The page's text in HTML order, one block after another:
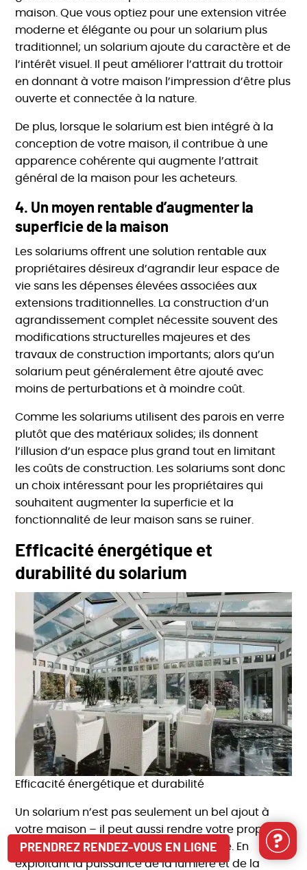
PRENDREZ RENDEZ-VOUS EN LIGNE
maison. Que vous optiez pour une extension vitrée
moderne et élégante ou pour un solarium plus
traditionnel; un solarium ajoute du caractère et de
l’intérêt visuel. Il peut améliorer l’attrait du trottoir
en donnant à votre maison l’impression d’être plus
ouverte et connectée à la nature.
De plus, lorsque le solarium est bien intégré à la
conception de votre maison, il contribue à une
apparence cohérente qui augmente l’attrait
général de la maison pour les acheteurs.
4. Un moyen rentable d’augmenter la
superficie de la maison
Les solariums offrent une solution rentable aux
propriétaires désireux d’agrandir leur espace de
vie sans les dépenses élevées associées aux
extensions traditionnelles. La construction d’un
agrandissement complet nécessite souvent des
modifications structurelles majeures et des
travaux de construction importants; alors qu’un
solarium peut généralement être ajouté avec
moins de perturbations et à moindre coût.
Comme les solariums utilisent des parois en verre
plutôt que des matériaux solides; ils donnent
l’illusion d’un espace plus grand tout en limitant
les coûts de construction. Les solariums sont donc
un choix intéressant pour les propriétaires qui
souhaitent augmenter la superficie et la
fonctionnalité de leur maison sans se ruiner.
Efficacité énergétique et
durabilité du solarium
Efficacité énergétique et durabilité
Un solarium n’est pas seulement un bel ajout à
votre maison – il peut aussi rendre votre propriété
plus écoénergétique et plus écologique. En
exploitant la puissance de la lumière et de la